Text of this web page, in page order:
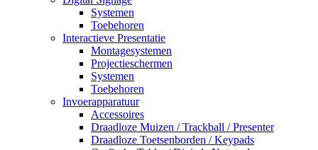
Systemen
Toebehoren
Interactieve Presentatie
Montagesystemen
Projectieschermen
Systemen
Toebehoren
Invoerapparatuur
Accessoires
Draadloze Muizen / Trackball / Presenter
Draadloze Toetsenborden / Keypads